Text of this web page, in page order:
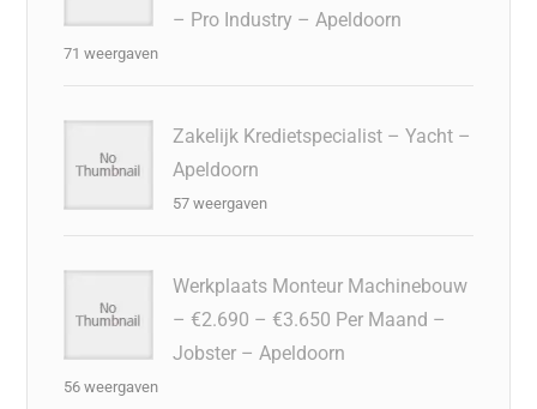
– Pro Industry – Apeldoorn
71 weergaven
Zakelijk Kredietspecialist – Yacht –
Apeldoorn
57 weergaven
Werkplaats Monteur Machinebouw
– €2.690 – €3.650 Per Maand –
Jobster – Apeldoorn
56 weergaven